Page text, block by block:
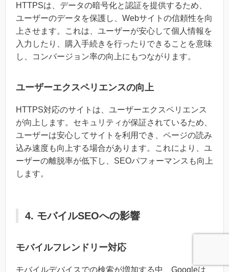
HTTPSは、データの暗号化と認証を提供するため、
ユーザーのデータを保護し、Webサイトの信頼性を向
上させます。これは、ユーザーが安心して個人情報を
入力したり、購入手続きを行ったりできることを意味
し、コンバージョン率の向上にもつながります。
ユーザーエクスペリエンスの向上
HTTPS対応のサイトは、ユーザーエクスペリエンス
が向上します。セキュリティが保証されているため、
ユーザーは安心してサイトを利用でき、ページの読み
込み速度も向上する場合があります。これにより、ユ
ーザーの離脱率が低下し、SEOパフォーマンスも向上
します。
4. モバイルSEOへの影響
モバイルフレンドリー対応
モバイルデバイスでの検索が増加する中、Googleは